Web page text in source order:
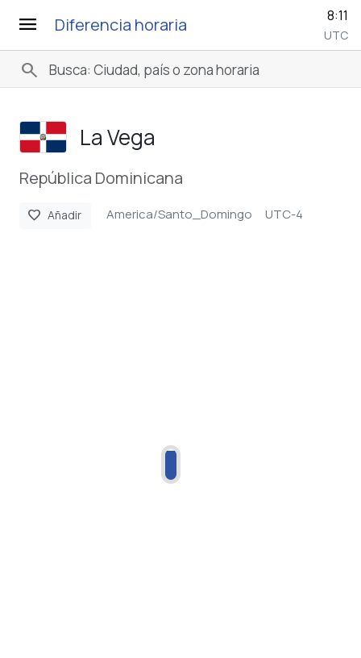
menu Diferencia horaria 8:11
UTC
search
La Vega
República Dominicana
favorite Añadir America/Santo_Domingo UTC-4